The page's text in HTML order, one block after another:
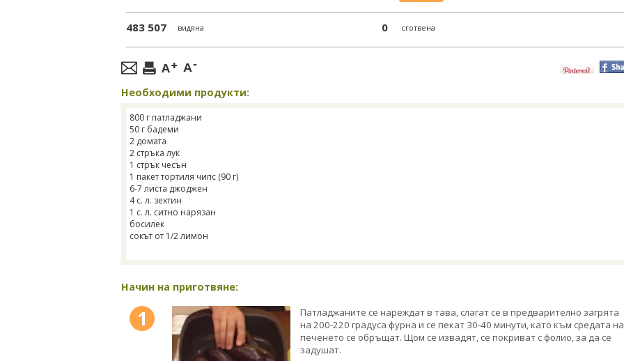
483 507 видяна 0 сготвена
Необходими продукти:
800 г патладжани
50 г бадеми
2 домата
2 стръка лук
1 стрък чесън
1 пакет тортиля чипс (90 г)
6-7 листа джоджен
4 с. л. зехтин
1 с. л. ситно нарязан
босилек
сокът от 1/2 лимон
Начин на приготвяне:
1
Патладжаните се нареждат в тава, слагат се в предварително загрята
на 200-220 градуса фурна и се пекат 30-40 минути, като към средата на
печенето се обръщат. Щом се извадят, се покриват с фолио, за да се
задушат.